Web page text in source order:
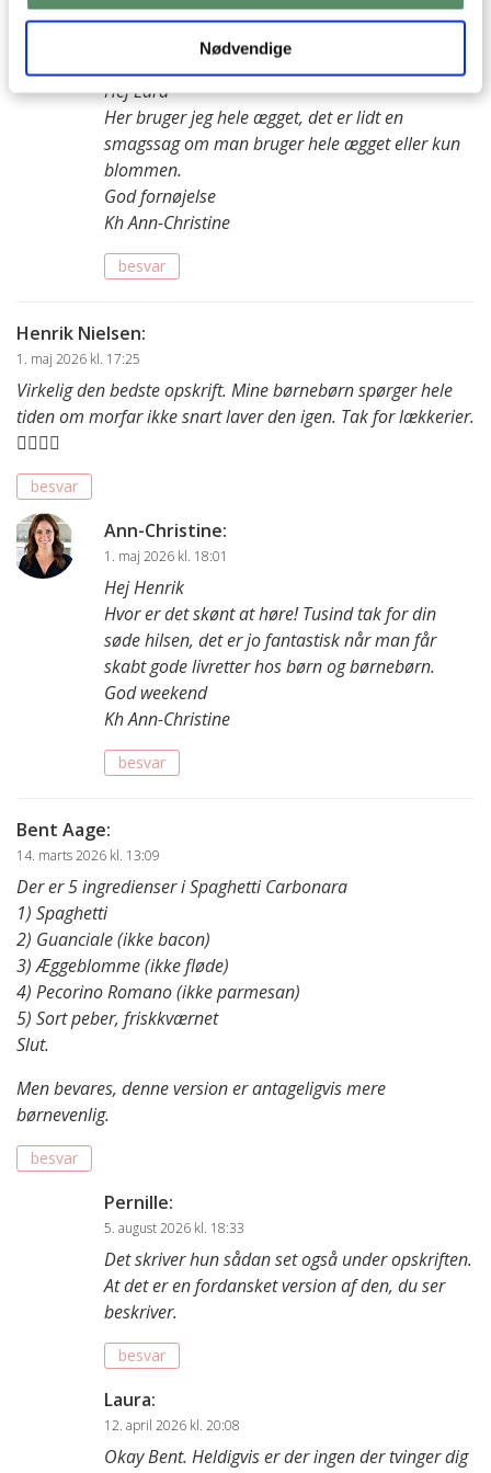
Nødvendige
21. juli 2026 kl. 20:13
Hej Lara
Her bruger jeg hele ægget, det er lidt en
smagssag om man bruger hele ægget eller kun
blommen.
God fornøjelse
Kh Ann-Christine
besvar
Henrik Nielsen:
1. maj 2026 kl. 17:25
Virkelig den bedste opskrift. Mine børnebørn spørger hele
tiden om morfar ikke snart laver den igen. Tak for lækkerier.
👍🏻👌🏻
besvar
Ann-Christine:
1. maj 2026 kl. 18:01
Hej Henrik
Hvor er det skønt at høre! Tusind tak for din
søde hilsen, det er jo fantastisk når man får
skabt gode livretter hos børn og børnebørn.
God weekend
Kh Ann-Christine
besvar
Bent Aage:
14. marts 2026 kl. 13:09
Der er 5 ingredienser i Spaghetti Carbonara
1) Spaghetti
2) Guanciale (ikke bacon)
3) Æggeblomme (ikke fløde)
4) Pecorino Romano (ikke parmesan)
5) Sort peber, friskkværnet
Slut.
Men bevares, denne version er antageligvis mere
børnevenlig.
besvar
Pernille:
5. august 2026 kl. 18:33
Det skriver hun sådan set også under opskriften.
At det er en fordansket version af den, du ser
beskriver.
besvar
Laura:
12. april 2026 kl. 20:08
Okay Bent. Heldigvis er der ingen der tvinger dig